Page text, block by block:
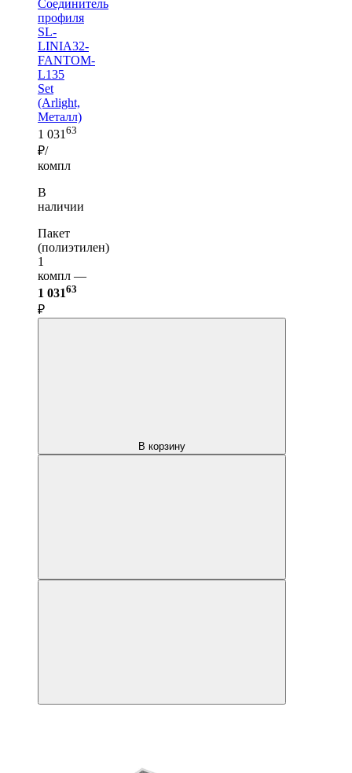
Соединитель
профиля
SL-
LINIA32-
FANTOM-
L135
Set
(Arlight,
Металл)
1 031 63
₽/
компл
В
наличии
Пакет
(полиэтилен)
1
компл —
1 03163
₽
В корзину